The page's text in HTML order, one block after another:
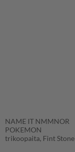
NAME IT NMMNOR
POKEMON
trikoopaita, Fint Stone